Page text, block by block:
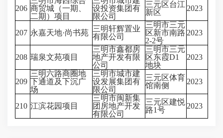
206 商贸城（一期、
二期）项目
设投资集团有
限公司
三元区台江
新区
2023
207 永嘉天地·尚书苑 三明轩辉置业
有限公司
三明市三元
区新市南路
2-2号
2023
208 瑞泉文苑项目
三明市鑫都房
地产开发有限
公司
三明市三元
区东霞D1
地块
2023
209
三明六路商圈地
下通道及下沉广
场
三明市城市建
设发展集团有
限公司
三元区体育
馆南侧
2023
210 江滨花园项目
三明市闽新集
团房地产开发
有限公司
三元区建悦
路1号
2023